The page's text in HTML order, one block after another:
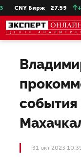
CNY Бирж 27.59 +-
события
31 окт 2023